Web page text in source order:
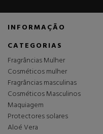
INFORMAÇÃO
CATEGORIAS
Fragrâncias Mulher
Cosméticos mulher
Fragrâncias masculinas
Cosméticos Masculinos
Maquiagem
Protectores solares
Aloé Vera